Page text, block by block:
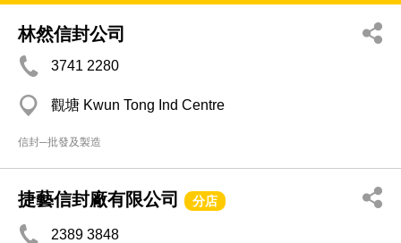
林然信封公司
3741 2280
觀塘 Kwun Tong Ind Centre
信封─批發及製造
捷藝信封廠有限公司 分店
2389 3848